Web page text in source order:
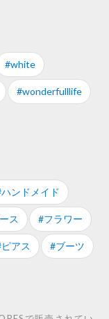
#white
#wonderfulllife
ンドメイド
ス #フラワー
アス #ブーツ